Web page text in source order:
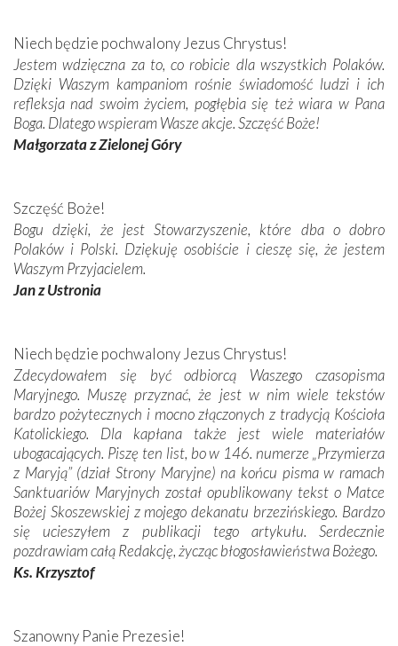
Niech będzie pochwalony Jezus Chrystus!
Jestem wdzięczna za to, co robicie dla wszystkich Polaków.
Dzięki Waszym kampaniom rośnie świadomość ludzi i ich
refleksja nad swoim życiem, pogłębia się też wiara w Pana
Boga. Dlatego wspieram Wasze akcje. Szczęść Boże!
Małgorzata z Zielonej Góry
Szczęść Boże!
Bogu dzięki, że jest Stowarzyszenie, które dba o dobro
Polaków i Polski. Dziękuję osobiście i cieszę się, że jestem
Waszym Przyjacielem.
Jan z Ustronia
Niech będzie pochwalony Jezus Chrystus!
Zdecydowałem się być odbiorcą Waszego czasopisma
Maryjnego. Muszę przyznać, że jest w nim wiele tekstów
bardzo pożytecznych i mocno złączonych z tradycją Kościoła
Katolickiego. Dla kapłana także jest wiele materiałów
ubogacających. Piszę ten list, bo w 146. numerze „Przymierza
z Maryją” (dział Strony Maryjne) na końcu pisma w ramach
Sanktuariów Maryjnych został opublikowany tekst o Matce
Bożej Skoszewskiej z mojego dekanatu brzezińskiego. Bardzo
się ucieszyłem z publikacji tego artykułu. Serdecznie
pozdrawiam całą Redakcję, życząc błogosławieństwa Bożego.
Ks. Krzysztof
Szanowny Panie Prezesie!